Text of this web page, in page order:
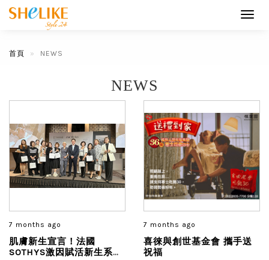
首頁 NEWS
NEWS
7 months ago
肌膚新生宣言！法國
SOTHYS激因賦活新生系
7 months ago
喜徠與創世基金會 攜手送
祝福